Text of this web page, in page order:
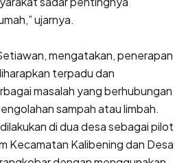
ujarnya.
mengatakan, penerapan
terpadu dan
masalah yang berhubungan
sampah atau limbah.
di dua desa sebagai pilot
Kecamatan Kalibening dan Desa